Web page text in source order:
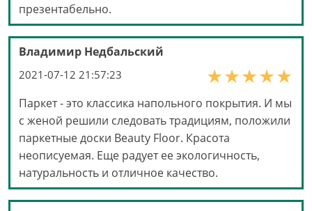
презентабельно.
Владимир Недбальский
2021-07-12 21:57:23
Паркет - это классика напольного покрытия. И мы
с женой решили следовать традициям, положили
паркетные доски Beauty Floor. Красота
неописуемая. Еще радует ее экологичность,
натуральность и отличное качество.